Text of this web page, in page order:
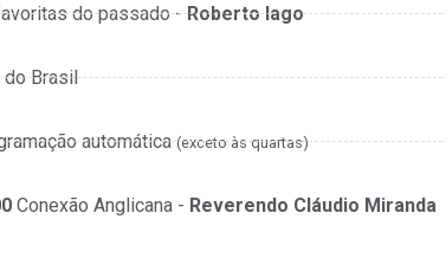
do passado -Roberto lago
Brasil
automática(exceto às quartas)
Conexão Anglicana - Reverendo Cláudio Miranda